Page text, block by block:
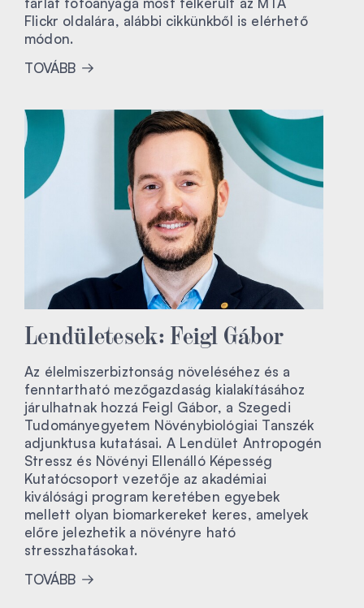
Flickr oldalára, alábbi cikkünkből is elérhető
módon.
TOVÁBB
Lendületesek: Feigl Gábor
Az élelmiszerbiztonság növeléséhez és a
fenntartható mezőgazdaság kialakításához
járulhatnak hozzá Feigl Gábor, a Szegedi
Tudományegyetem Növénybiológiai Tanszék
adjunktusa kutatásai. A Lendület Antropogén
Stressz és Növényi Ellenálló Képesség
Kutatócsoport vezetője az akadémiai
kiválósági program keretében egyebek
mellett olyan biomarkereket keres, amelyek
előre jelezhetik a növényre ható
stresszhatásokat.
TOVÁBB